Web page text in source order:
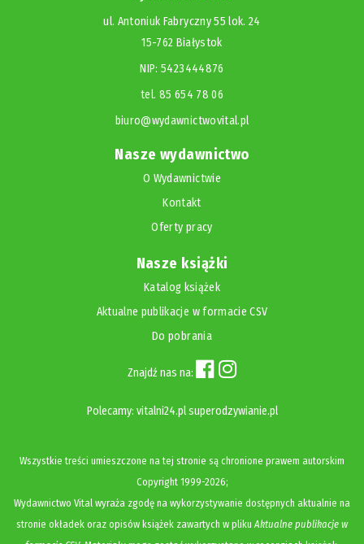
ul. Antoniuk Fabryczny 55 lok. 24
15-762 Białystok
NIP: 5423444876
tel. 85 654 78 06
biuro@wydawnictwovital.pl
Nasze wydawnictwo
O Wydawnictwie
Kontakt
Oferty pracy
Nasze książki
Katalog książek
Aktualne publikacje w formacie CSV
Do pobrania
Znajdź nas na:
Polecamy: vitalni24.pl superodzywianie.pl
Wszystkie treści umieszczone na tej stronie są chronione prawem autorskim
Copyright1999-2026;
Wydawnictwo Vital wyraża zgodę na wykorzystywanie dostępnych aktualnie na
stronie okładek oraz opisów książek zawartych w plikuAktualne publikacje w